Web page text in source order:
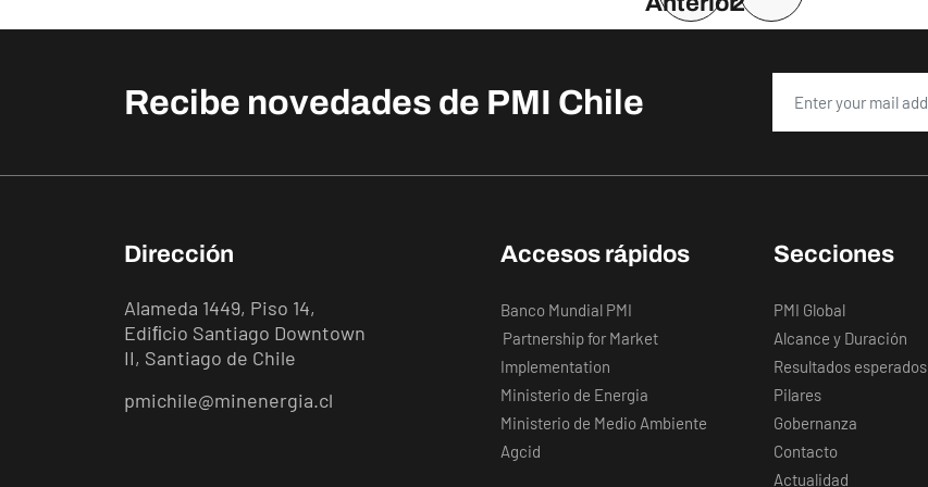
Recibe novedades de PMI Chile
Dirección
Alameda 1449, Piso 14,
Ediﬁcio Santiago Downtown
II, Santiago de Chile
pmichile@minenergia.cl
Accesos rápidos
Banco Mundial PMI
Partnership for Market
Implementation
Ministerio de Energia
Ministerio de Medio Ambiente
Agcid
Secciones
PMI Global
Alcance y Duración
Resultados esperados
Pilares
Gobernanza
Contacto
Actualidad